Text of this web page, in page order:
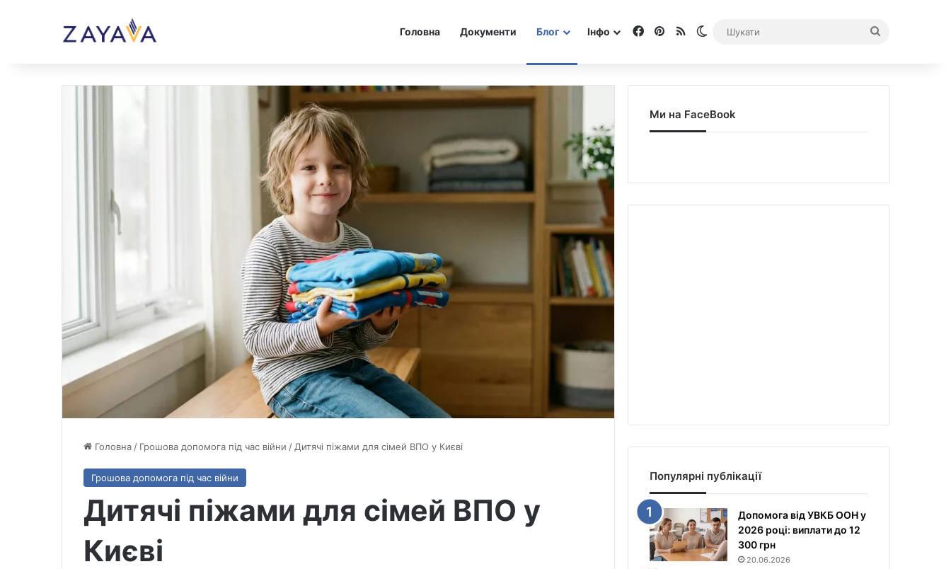
Головна Документи Блог Інфо Facebook
Pinterest
RSS Switch skin
Головна / Грошова допомога під час війни / Дитячі піжами для сімей ВПО у Києві
Грошова допомога під час війни
Дитячі піжами для сімей ВПО у
Києві
Ми на FaceBook
Популярні публікації
Допомога від УВКБ ООН у
2026 році: виплати до 12
300 грн
20.06.2026